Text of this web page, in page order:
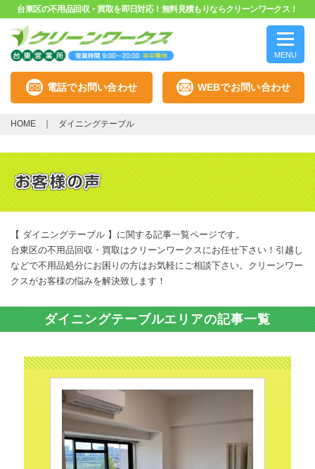
台東区の不用品回収・買取を即日対応！無料見積もりならクリーンワークス！
MENU
電話でお問い合わせ WEBでお問い合わせ
HOME ダイニングテーブル
【 ダイニングテーブル 】に関する記事一覧ページです。
台東区の不用品回収・買取はクリーンワークスにお任せ下さい！引越し
などで不用品処分にお困りの方はお気軽にご相談下さい。クリーンワー
クスがお客様の悩みを解決致します！
ダイニングテーブルエリアの記事一覧